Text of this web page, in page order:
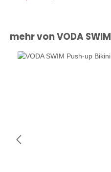
Produktgalerie überspringen
mehr von VODA SWIM